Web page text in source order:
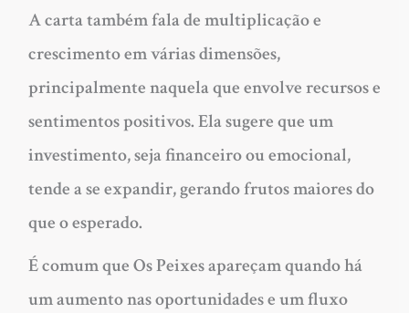
A carta também fala de multiplicação e
crescimento em várias dimensões,
principalmente naquela que envolve recursos e
sentimentos positivos. Ela sugere que um
investimento, seja financeiro ou emocional,
tende a se expandir, gerando frutos maiores do
que o esperado.
É comum que Os Peixes apareçam quando há
um aumento nas oportunidades e um fluxo